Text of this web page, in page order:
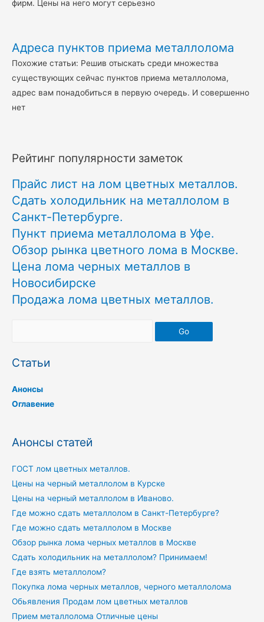
фирм. Цены на него могут серьезно
Адреса пунктов приема металлолома
Похожие статьи: Решив отыскать среди множества
существующих сейчас пунктов приема металлолома,
адрес вам понадобиться в первую очередь. И совершенно
нет
Рейтинг популярности заметок
Прайс лист на лом цветных металлов.
Сдать холодильник на металлолом в
Санкт-Петербурге.
Пункт приема металлолома в Уфе.
Обзор рынка цветного лома в Москве.
Цена лома черных металлов в
Новосибирске
Продажа лома цветных металлов.
Go
Статьи
Анонсы
Оглавение
Анонсы статей
ГОСТ лом цветных металлов.
Цены на черный металлолом в Курске
Цены на черный металлолом в Иваново.
Где можно сдать металлолом в Санкт-Петербурге?
Где можно сдать металлолом в Москве
Обзор рынка лома черных металлов в Москве
Сдать холодильник на металлолом? Принимаем!
Где взять металлолом?
Покупка лома черных металлов, черного металлолома
Обьявления Продам лом цветных металлов
Прием металлолома Отличные цены